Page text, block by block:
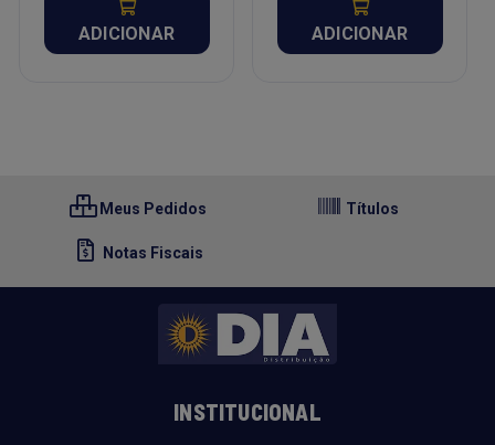
ADICIONAR ADICIONAR
Meus Pedidos Títulos
Notas Fiscais
INSTITUCIONAL